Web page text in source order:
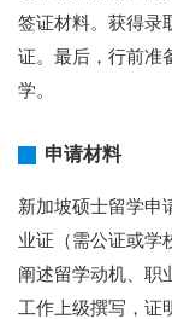
签证材料。获得录
证。最后，行前准
学。
申请材料
新加坡硕士留学申
业证（需公证或学
阐述留学动机、职
工作上级撰写，证